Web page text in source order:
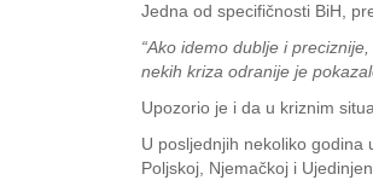
Jedna od specifičnosti BiH,
“Ako idemo dublje i
nekih kriza odranije je
Upozorio je i da u kriznim
U posljednjih nekoliko godina
Poljskoj, Njemačkoj i